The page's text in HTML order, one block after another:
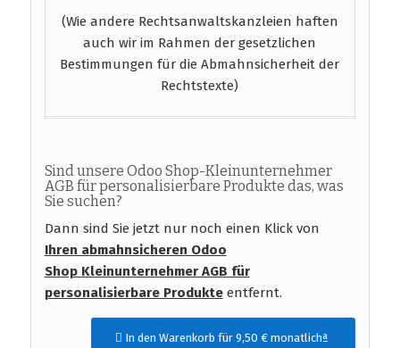
(Wie andere Rechtsanwaltskanzleien haften
auch wir im Rahmen der gesetzlichen
Bestimmungen für die Abmahnsicherheit der
Rechtstexte)
Sind unsere Odoo Shop-Kleinunternehmer
AGB für personalisierbare Produkte das, was
Sie suchen?
Dann sind Sie jetzt nur noch einen Klick von
Ihren abmahnsicheren Odoo
Shop Kleinunternehmer AGB für
personalisierbare Produkteentfernt.
In den Warenkorb für 9,50 € monatlichª